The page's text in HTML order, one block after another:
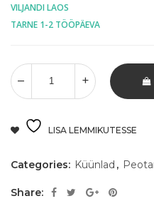
VILJANDI LAOS
TARNE 1-2 TÖÖPÄEVA
LISA LEMMIKUTESSE
Categories: Küünlad ,
Share: